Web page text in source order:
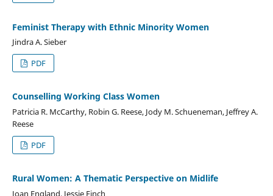
Feminist Therapy with Ethnic Minority Women
Jindra A. Sieber
PDF
Counselling Working Class Women
Patricia R. McCarthy, Robin G. Reese, Jody M. Schueneman, Jeffrey A.
Reese
PDF
Rural Women: A Thematic Perspective on Midlife